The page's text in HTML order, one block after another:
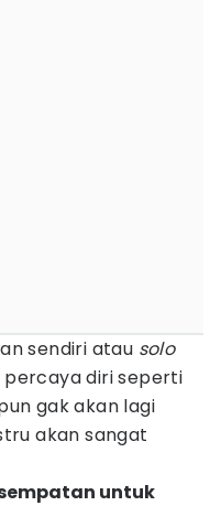
sendiri atau solo
percaya diri seperti
gak akan lagi
akan sangat
untuk